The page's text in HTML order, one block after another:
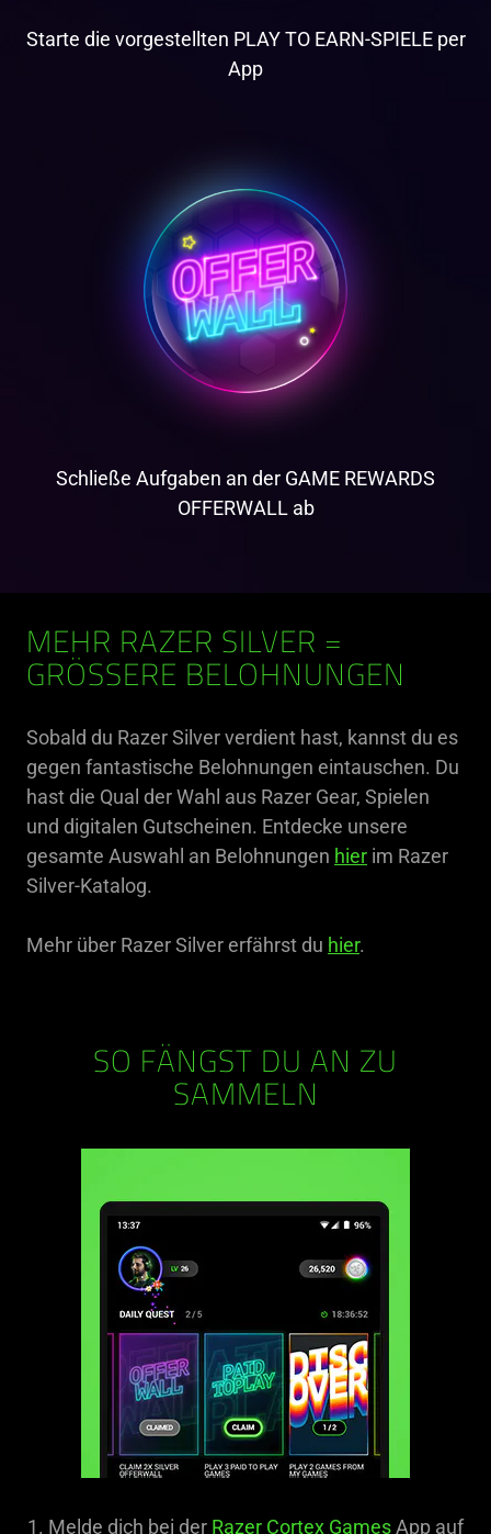
Starte die vorgestellten PLAY TO EARN-SPIELE per
App
Schließe Aufgaben an der GAME REWARDS
OFFERWALL ab
MEHR RAZER SILVER =
GRÖSSERE BELOHNUNGEN
Sobald du Razer Silver verdient hast, kannst du es
gegen fantastische Belohnungen eintauschen. Du
hast die Qual der Wahl aus Razer Gear, Spielen
und digitalen Gutscheinen. Entdecke unsere
gesamte Auswahl an Belohnungen hier im Razer
Silver-Katalog.
Mehr über Razer Silver erfährst du hier.
SO FÄNGST DU AN ZU
SAMMELN
1. Melde dich bei der Razer Cortex GamesApp auf